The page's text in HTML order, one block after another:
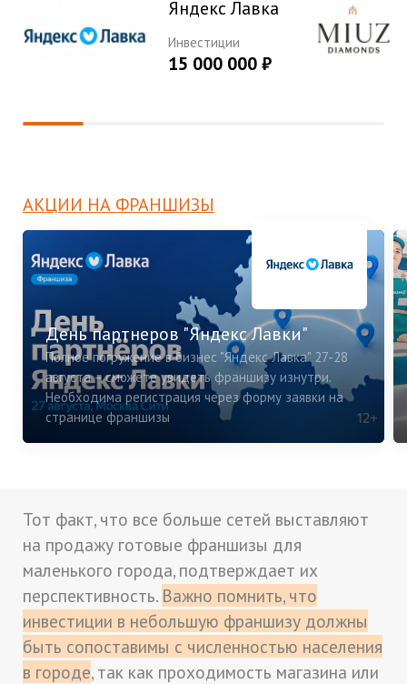
Яндекс Лавка
Инвестиции
15 000 000 ₽
АКЦИИ НА ФРАНШИЗЫ
День партнеров "Яндекс Лавки"
Полное погружение в бизнес "Яндекс Лавка" 27-28
августа – сможете увидеть франшизу изнутри.
Необходима регистрация через форму заявки на
странице франшизы
Тот факт, что все больше сетей выставляют
на продажу готовые франшизы для
маленького города, подтверждает их
перспективность. Важно помнить, что
инвестиции в небольшую франшизу должны
быть сопоставимы с численностью населения
в городе, так как проходимость магазина или